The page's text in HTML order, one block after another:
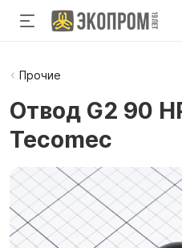
Прочие
Отвод G2 90
Tecomec